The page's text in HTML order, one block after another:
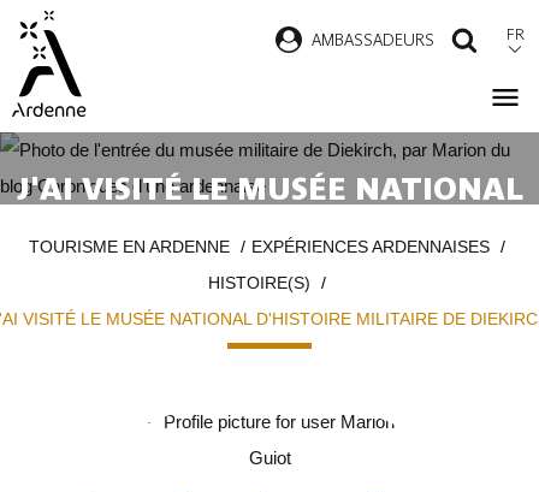
contenu
principal
AMBASSADEURS FR
J'AI VISITÉ LE MUSÉE NATIONAL
DIEKIRCH
d'ArianeTOURISME EN ARDENNE
EXPÉRIENCES ARDENNAISES
HISTOIRE(S)
VISITÉ LE MUSÉE NATIONAL D'HISTOIRE MILITAIRE DE